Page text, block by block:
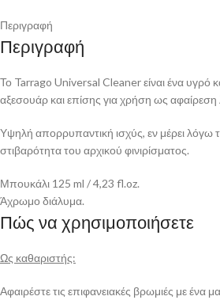
Περιγραφή
Περιγραφή
Το Tarrago Universal Cleaner είναι ένα υγρό
αξεσουάρ και επίσης για χρήση ως αφαίρεση
Υψηλή απορρυπαντική ισχύς, εν μέρει λόγω
στιβαρότητα του αρχικού φινιρίσματος.
Μπουκάλι 125 ml / 4,23 fl.oz.
Άχρωμο διάλυμα.
Πώς να χρησιμοποιήσετε
Ως καθαριστής:
Αφαιρέστε τις επιφανειακές βρωμιές με ένα